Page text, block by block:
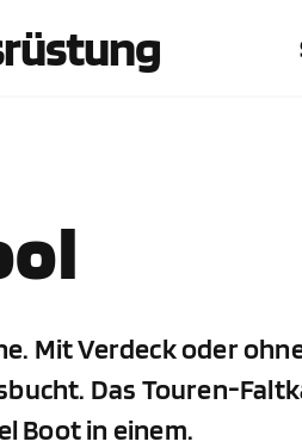
Mit Verdeck oder
Das Touren-
Boot in einem.